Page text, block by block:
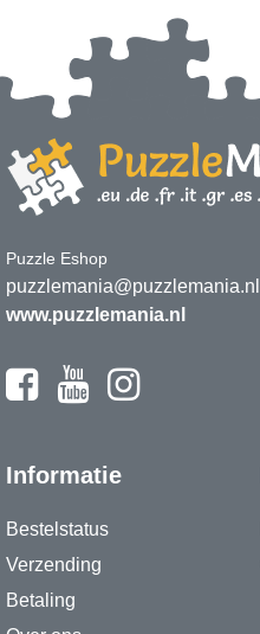
Puzzle Eshop
puzzlemania@puzzlemania.nl
www.puzzlemania.nl
Informatie
Bestelstatus
Verzending
Betaling